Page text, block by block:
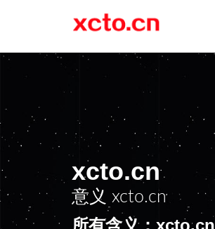
xcto.cn
意义
xcto.cn
所有含义：xcto.cn